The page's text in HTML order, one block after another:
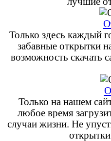
Только здесь каждый
забавные открытки
возможность скачать
Только на нашем
любое время
случаи жизни. Не